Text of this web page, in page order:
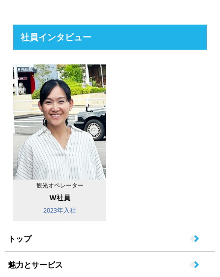
社員インタビュー
観光オペレーター
W社員
2023年入社
トップ
魅力とサービス